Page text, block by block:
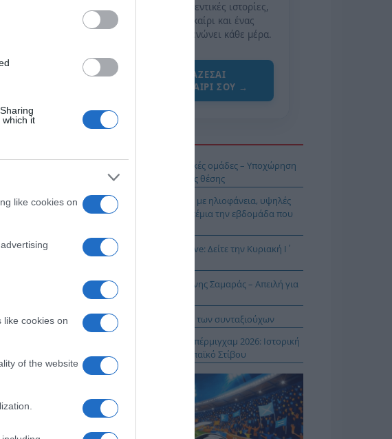
which it
like cookies on
like cookies on
of the website
Οι άνθρωποι, οι αυθεντικές ιστορίες,
το ελληνικό καλοκαίρι και ένας
πολιτισμός που μας ενώνει κάθε μέρα.
ΌΣΑ ΧΡΕΙΆΖΕΣΑΙ
ΓΙΑ ΤΟ ΚΑΛΟΚΑΊΡΙ ΣΟΥ →
Κακή εβδομάδα για τις ελληνικές ομάδες – Υποχώρηση
στη μάχη διεκδίκησης της 10ης θέσης
Κλασικός Δεκαπενταύγουστος με ηλιοφάνεια, υψηλές
θερμοκρασίες και ισχυρά μελτέμια την εβδομάδα που
Όρθρος και Θεία Λειτουργία live: Δείτε την Κυριακή Ι΄
ΤΟ ΠΑΡΟΝ: Ρυθμιστής ο Αντώνης Σαμαράς – Απειλή για
Προβληματίζει το κύμα φυγής των συνταξιούχων
Αντίστροφη μέτρηση για το Μπέρμιγχαμ 2026: Ιστορική
ελληνική παρουσία στο Ευρωπαϊκό Στίβου